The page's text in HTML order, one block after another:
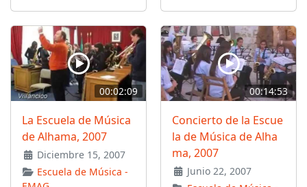
00:02:09
La Escuela de Música
de Alhama, 2007
Diciembre 15, 2007
Escuela de Música -
00:14:53
Concierto de la Escue
la de Música de Alha
ma, 2007
Junio 22, 2007